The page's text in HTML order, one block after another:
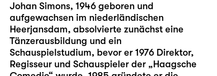
Johan Simons, 1946 geboren und
aufgewachsen im niederländischen
Heerjansdam, absolvierte zunächst eine
Tänzerausbildung und ein
Schauspielstudium, bevor er 1976 Direktor,
Regisseur und Schauspieler der „Haagsche